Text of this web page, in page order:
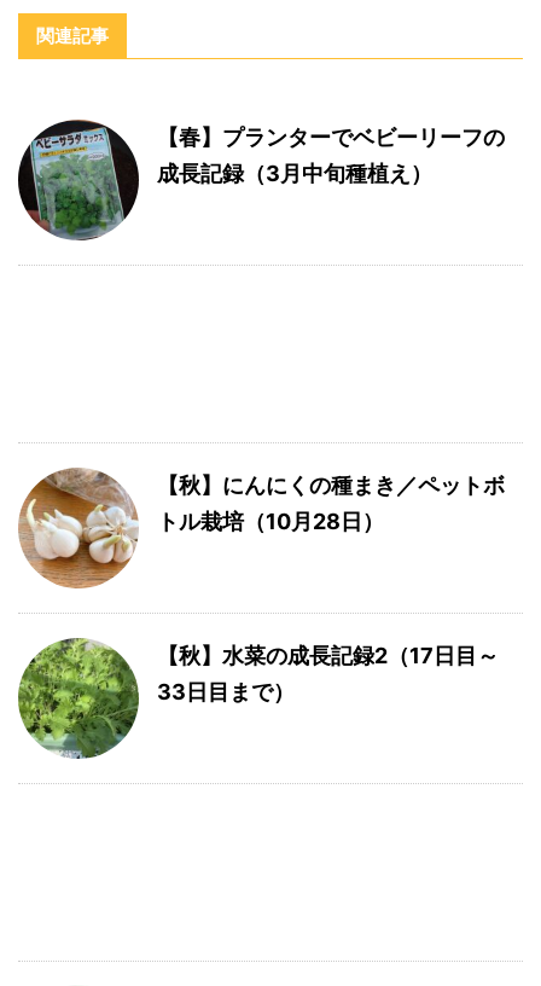
関連記事
【春】プランターでベビーリーフの
成長記録（3月中旬種植え）
【秋】にんにくの種まき／ペットボ
トル栽培（10月28日）
【秋】水菜の成長記録2（17日目～
33日目まで）